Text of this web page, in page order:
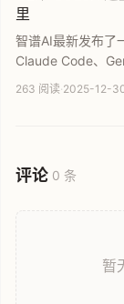
里
智谱AI最新发布了
Claude Code、
合到了统一的可
263 阅读·2025-12-
评论 0 条
暂